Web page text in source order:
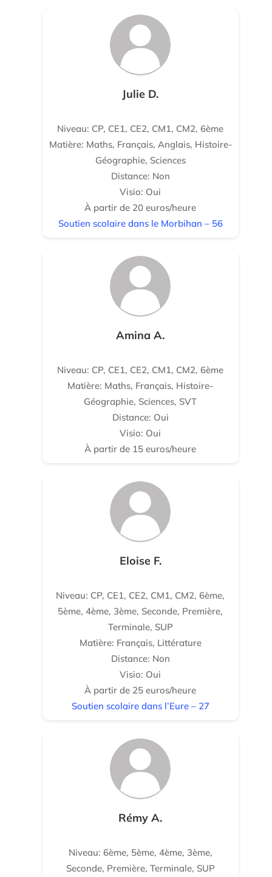
Julie D.
Niveau: CP, CE1, CE2, CM1, CM2, 6ème
Matière: Maths, Français, Anglais, Histoire-
Géographie, Sciences
Distance: Non
Visio: Oui
À partir de 20 euros/heure
Soutien scolaire dans le Morbihan – 56
Amina A.
Niveau: CP, CE1, CE2, CM1, CM2, 6ème
Matière: Maths, Français, Histoire-
Géographie, Sciences, SVT
Distance: Oui
Visio: Oui
À partir de 15 euros/heure
Eloise F.
Niveau: CP, CE1, CE2, CM1, CM2, 6ème,
5ème, 4ème, 3ème, Seconde, Première,
Terminale, SUP
Matière: Français, Littérature
Distance: Non
Visio: Oui
À partir de 25 euros/heure
Soutien scolaire dans l’Eure – 27
Rémy A.
Niveau: 6ème, 5ème, 4ème, 3ème,
Seconde, Première, Terminale, SUP